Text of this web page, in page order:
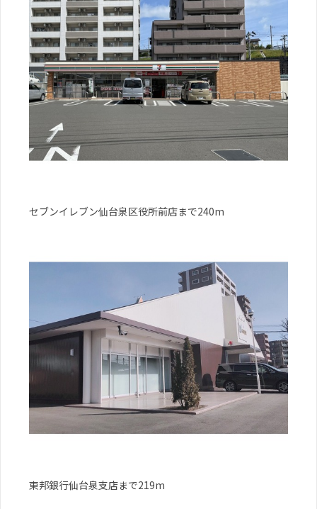
セブンイレブン仙台泉区役所前店まで240m
東邦銀行仙台泉支店まで219m